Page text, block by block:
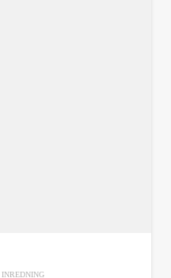
INREDNING